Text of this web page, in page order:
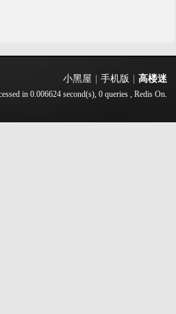
小黑屋 手机版 高楼迷
in 0.006624 second(s), 0 queries , Redis On.